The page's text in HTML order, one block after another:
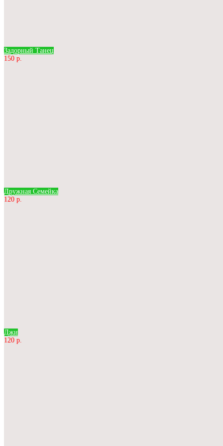
Задорный Танец
150 р.
Дружная Семейка
120 р.
Джи
120 р.